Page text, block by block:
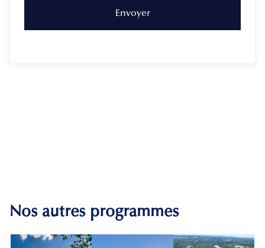
Nos autres programmes